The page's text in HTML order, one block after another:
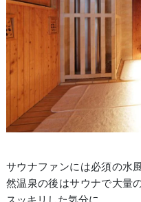
サウナファンには必須の水
然温泉の後はサウナで大量